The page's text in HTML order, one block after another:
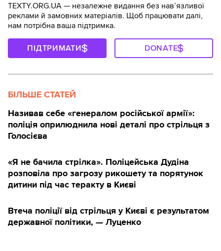
TEXTY.ORG.UA — незалежне видання без навʼязливої
реклами й замовних матеріалів. Щоб працювати далі,
нам потрібна ваша підтримка.
ПІДТРИМАТИ DONATE
БІЛЬШЕ СТАТЕЙ
Називав себе «генералом російської армії»:
поліція оприлюднила нові деталі про стрільця з
Голосієва
«Я не бачила стрілка». Поліцейська Дудіна
розповіла про загрозу рикошету та порятунок
дитини під час теракту в Києві
Втеча поліції від стрільця у Києві є результатом
державної політики, — Луценко